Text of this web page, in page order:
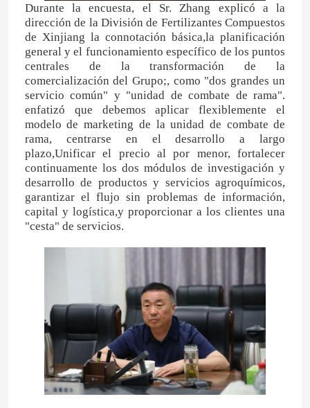
Hogar
Vídeos
Sobre nosotros
Viaje de la fábrica
Durante la encuesta, el Sr. Zhang explicó a la
dirección de la División de Fertilizantes Compuestos
de Xinjiang la connotación básica,la planificación
general y el funcionamiento específico de los puntos
centrales de la transformación de la
comercialización del Grupo;, como "dos grandes un
servicio común" y "unidad de combate de rama".
enfatizó que debemos aplicar flexiblemente el
modelo de marketing de la unidad de combate de
rama, centrarse en el desarrollo a largo
plazo,Unificar el precio al por menor, fortalecer
continuamente los dos módulos de investigación y
desarrollo de productos y servicios agroquímicos,
garantizar el flujo sin problemas de información,
capital y logística,y proporcionar a los clientes una
"cesta" de servicios.